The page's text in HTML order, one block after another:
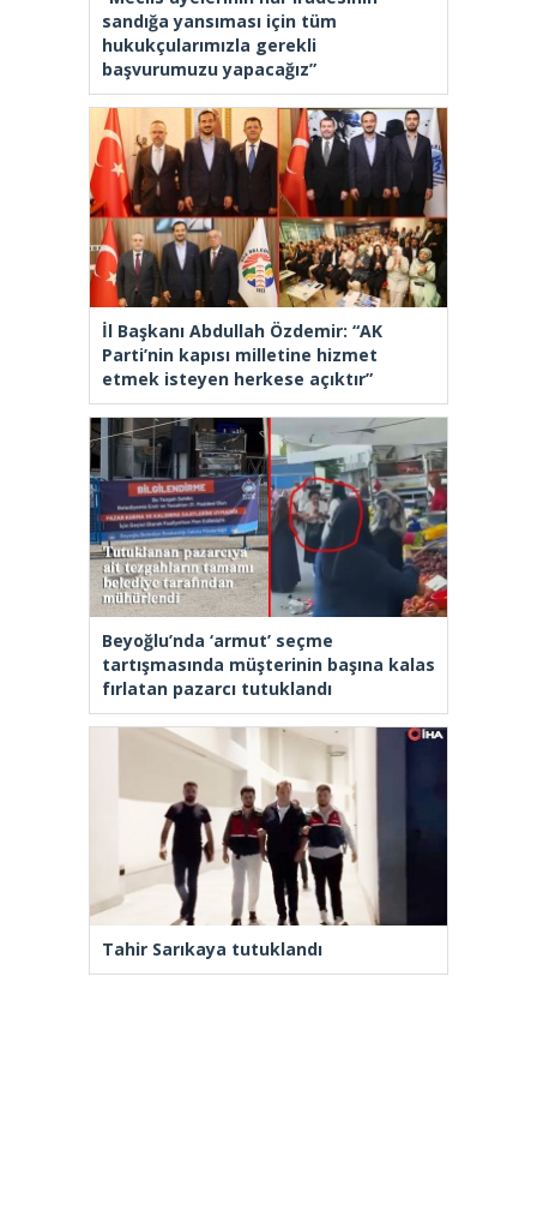
sandığa yansıması için tüm
hukukçularımızla gerekli
başvurumuzu yapacağız”
İl Başkanı Abdullah Özdemir: “AK
Parti’nin kapısı milletine hizmet
etmek isteyen herkese açıktır”
Beyoğlu’nda ‘armut’ seçme
tartışmasında müşterinin başına kalas
fırlatan pazarcı tutuklandı
Tahir Sarıkaya tutuklandı